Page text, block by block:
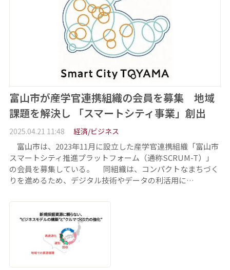
富山市が産学官連携組織の会員を募集 地域
課題を解決し 「スマートシティ事業」創出
2025.04.21 11:48 経済/ビジネス
富山市は、2023年11月に設立した産学官連携組織「富山市
スマートシティ推進プラットフォーム（通称SCRUM-T）」
の会員を募集している。 同組織は、コンパクトなまちづく
りを進めるため、デジタル技術やデータの利活用に…